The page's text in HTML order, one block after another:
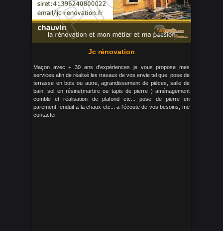
Jc rénovation
Maçon avec + 30 ans d'expériences je vous propose mes
services afin de réalisé les travaux de vos envie tel que: pose de
terrasse en bois ou autre, agrandissement de pièces, salle de
bain, sol en résine(marbre ou tapis de pierre ) aménagement
comble et réalisation de plafond etc... pose de pierre en
parement, enduit a la chaux etc... a l'écoute de vos besoins, me
contacter